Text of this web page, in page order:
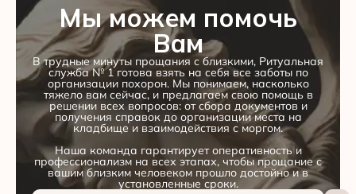
Мы можем помочь
Вам
В трудные минуты прощания с близкими, Ритуальная
служба № 1 готова взять на себя все заботы по
организации похорон. Мы понимаем, насколько
тяжело вам сейчас, и предлагаем свою помощь в
решении всех вопросов: от сбора документов и
получения справок до организации места на
кладбище и взаимодействия с моргом.
Наша команда гарантирует оперативность и
профессионализм на всех этапах, чтобы прощание с
вашим близким человеком прошло достойно и в
установленные сроки.